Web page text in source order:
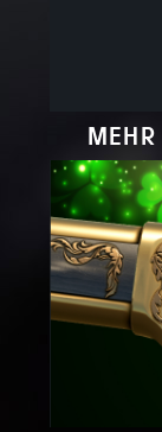
MEHR